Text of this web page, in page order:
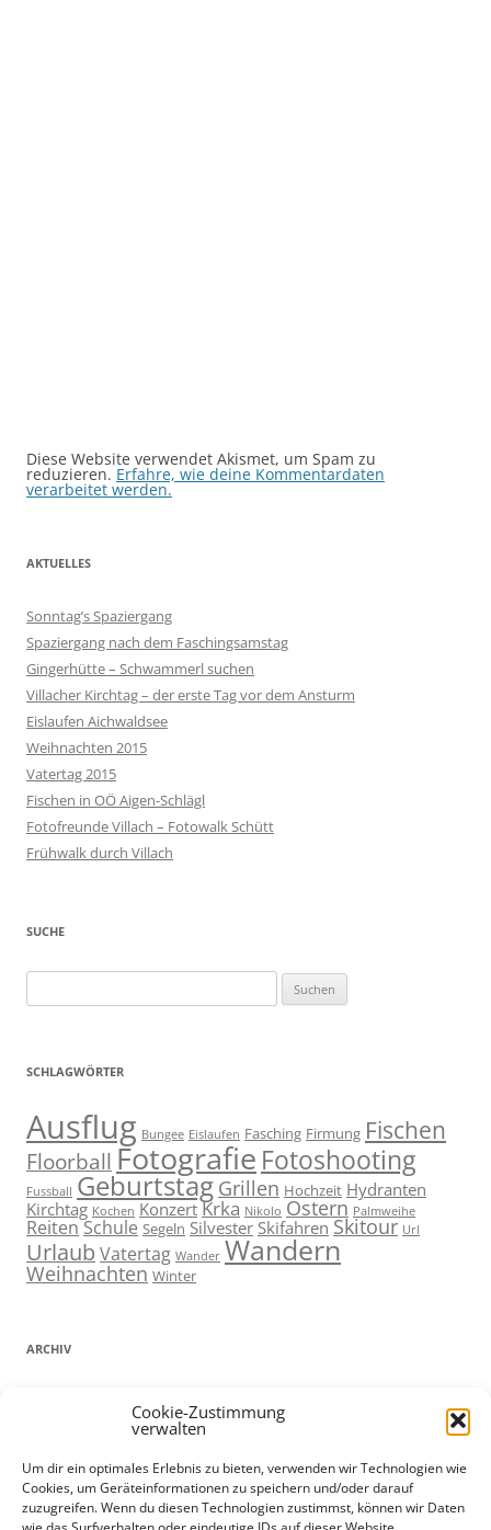
Cookie-Zustimmung
verwalten
Um dir ein optimales Erlebnis zu bieten, verwenden wir Technologien wie
Cookies, um Geräteinformationen zu speichern und/oder darauf
zuzugreifen. Wenn du diesen Technologien zustimmst, können wir Daten
Diese Website verwendet Akismet, um Spam zu
reduzieren. Erfahre, wie deine Kommentardaten
verarbeitet werden.
AKTUELLES
Sonntag’s Spaziergang
Spaziergang nach dem Faschingsamstag
Gingerhütte – Schwammerl suchen
Villacher Kirchtag – der erste Tag vor dem Ansturm
Eislaufen Aichwaldsee
Weihnachten 2015
Vatertag 2015
Fischen in OÖ Aigen-Schlägl
Fotofreunde Villach – Fotowalk Schütt
Frühwalk durch Villach
SUCHE
nach:
SCHLAGWÖRTER
Ausflug Bungee Eislaufen Fasching Firmung Fischen
Floorball Fotografie Fotoshooting
Fussball Geburtstag Grillen Hochzeit Hydranten
Kirchtag Kochen Konzert Krka Nikolo Ostern Palmweihe
Reiten Schule Segeln Silvester Skifahren Skitour Url
Urlaub Vatertag Wander Wandern
Weihnachten Winter
ARCHIV
ADMIN